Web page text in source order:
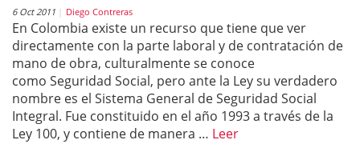
6 Oct 2011 Diego Contreras
En Colombia existe un recurso que tiene que ver
directamente con la parte laboral y de contratación de
mano de obra, culturalmente se conoce
como Seguridad Social, pero ante la Ley su verdadero
nombre es el Sistema General de Seguridad Social
Integral. Fue constituido en el año 1993 a través de la
Ley 100, y contiene de manera … Leer